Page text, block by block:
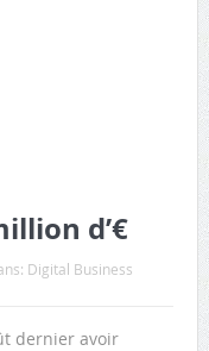
d’€
Digital Business
dernier avoir